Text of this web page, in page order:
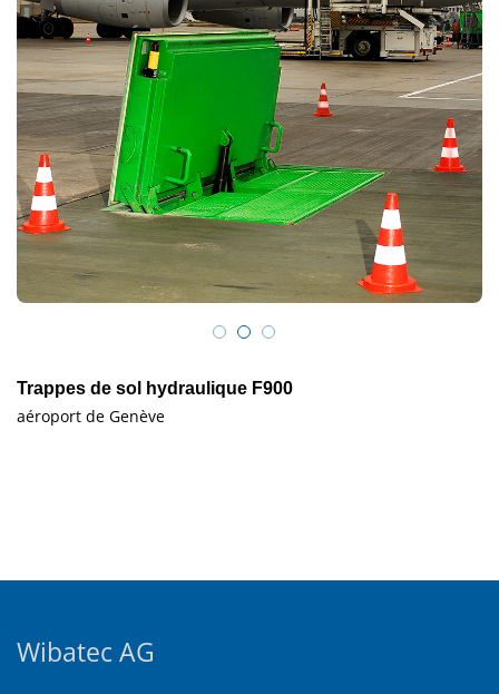
Trappes de sol hydraulique F900
aéroport de Genève
Wibatec AG